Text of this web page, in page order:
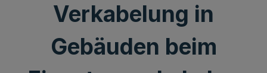
Verkabelung in
Gebäuden beim